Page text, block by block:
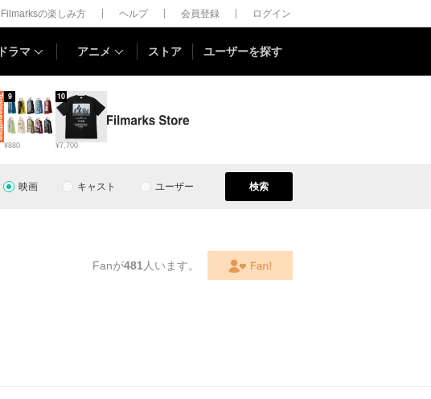
Filmarksの楽しみ方 ヘルプ 会員登録 ログイン
ドラマ アニメ ストア ユーザーを探す
¥880
9
¥7,700
10
映画 キャスト ユーザー 検索
Fanが481 人います。